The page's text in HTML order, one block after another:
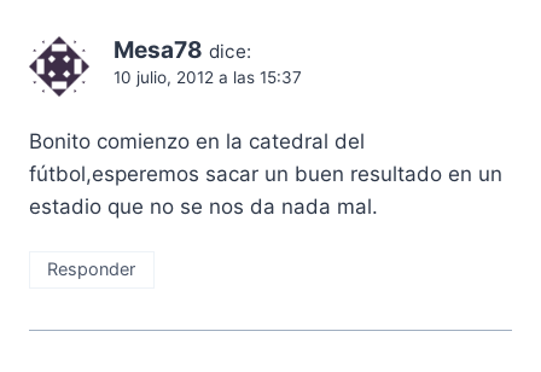
Mesa78 dice:
10 julio, 2012 a las 15:37
Bonito comienzo en la catedral del
fútbol,esperemos sacar un buen resultado en un
estadio que no se nos da nada mal.
Responder